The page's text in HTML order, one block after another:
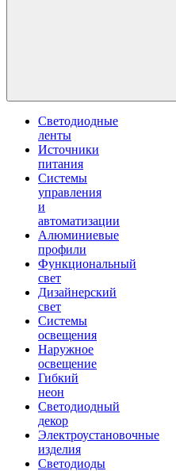
Светодиодные
ленты
Источники
питания
Системы
управления
и
автоматизации
Алюминиевые
профили
Функциональный
свет
Дизайнерский
свет
Системы
освещения
Наружное
освещение
Гибкий
неон
Светодиодный
декор
Электроустановочные
изделия
Светодиоды